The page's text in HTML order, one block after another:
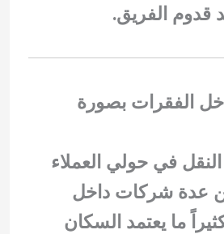
قدوم الفريق.
الفقرات بصورة
في حولي العملاء
عدة شركات داخل
ما يعتمد السكان